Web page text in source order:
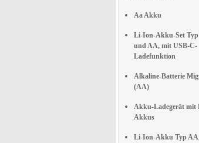
Aa Akku
Li-Ion-Akku-Set
und AA, mit USB-C-
Ladefunktion
Alkaline-Batterie
(AA)
Akku-Ladegerät mit
Akkus
Li-Ion-Akku Typ